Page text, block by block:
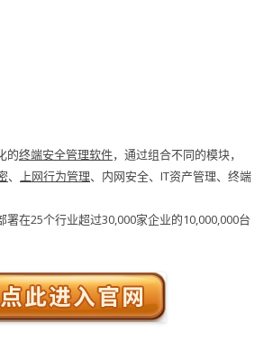
的终端安全管理软件，通过组合不同的模块，
、 上网行为管理、内网安全、IT资产管理、终端
署在25个行业超过30,000家企业的10,000,000台